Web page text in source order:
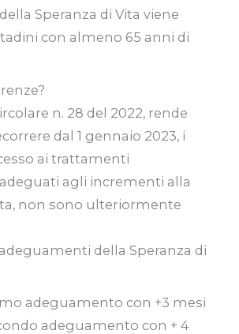
Speranza di Vita viene
con almeno 65 anni di
n. 28 del 2022, rende
dal 1 gennaio 2023, i
ai trattamenti
agli incrementi alla
non sono ulteriormente
della Speranza di
adeguamento con +3 mesi
adeguamento con + 4